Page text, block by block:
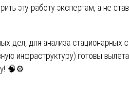
эту работу экспертам, а не
дел, для анализа стационарных
инфраструктуру) готовы
🧠⚙️